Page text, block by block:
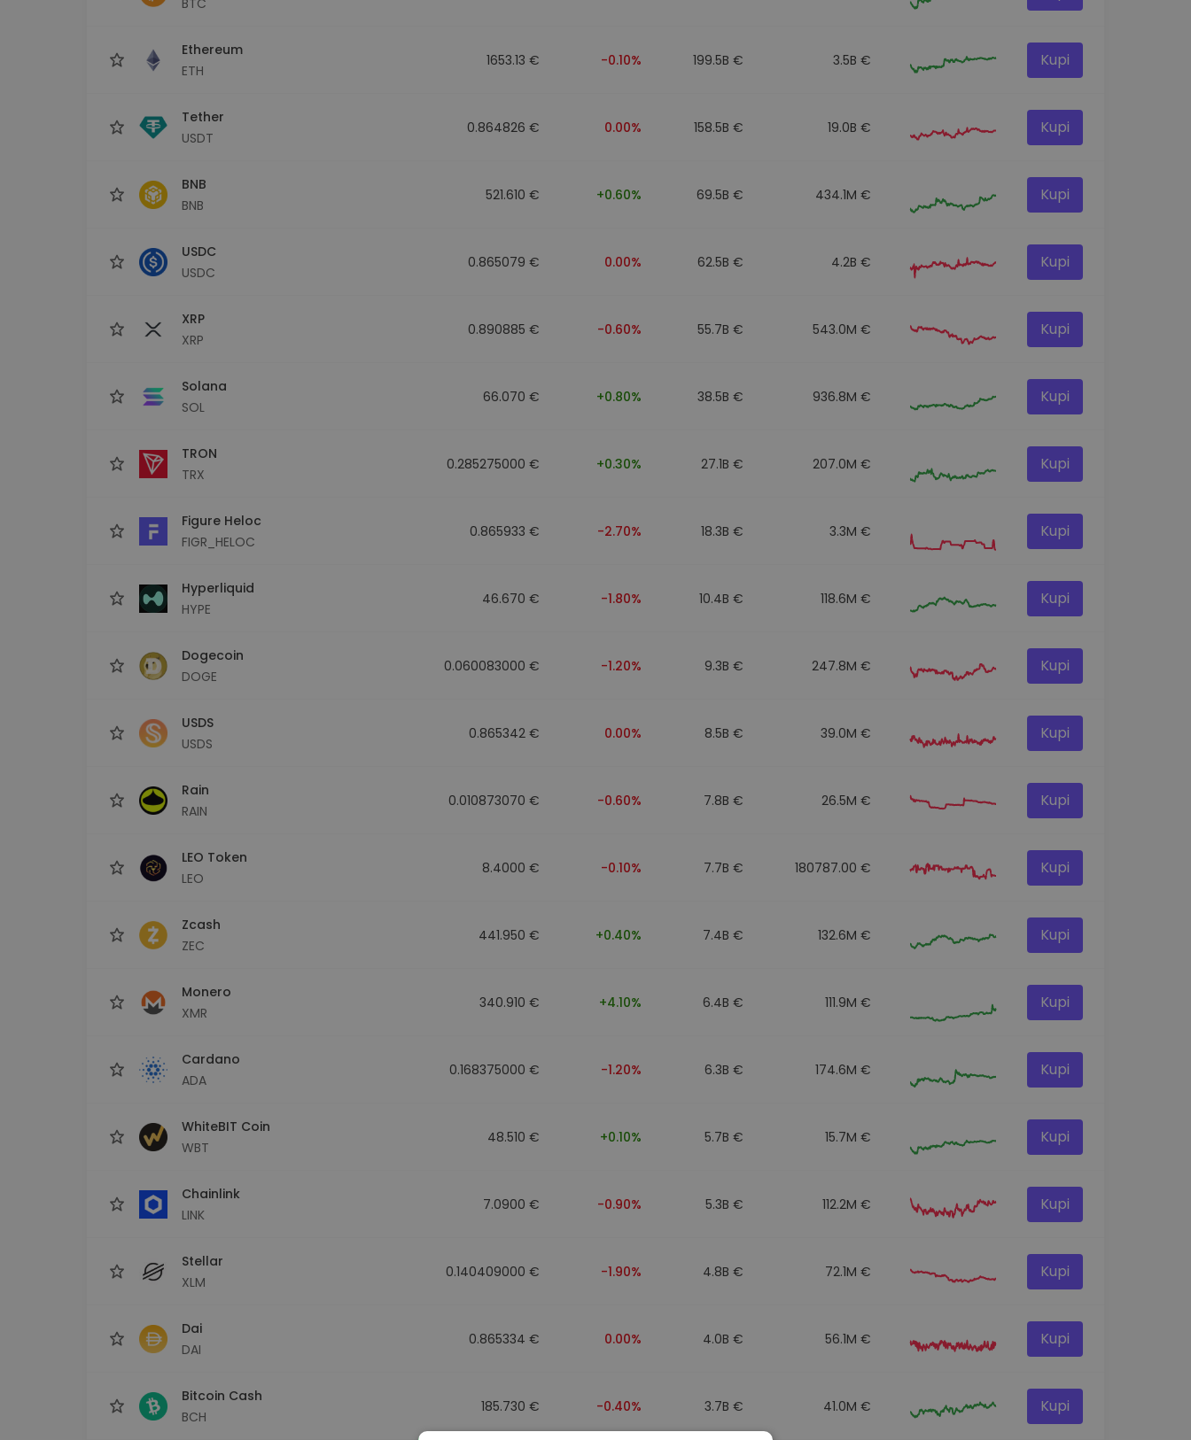
Ethereum
ETH
1653.13 € -0.10% 199.5B € 3.5B € Kupi
Tether
USDT
0.864826 € 0.00% 158.5B € 19.0B € Kupi
BNB
BNB
521.610 € +0.60% 69.5B € 434.1M € Kupi
USDC
USDC
0.865079 € 0.00% 62.5B € 4.2B € Kupi
XRP
XRP
0.890885 € -0.60% 55.7B € 543.0M € Kupi
Solana
SOL
66.070 € +0.80% 38.5B € 936.8M € Kupi
TRON
TRX
0.285275000 € +0.30% 27.1B € 207.0M € Kupi
Figure Heloc
FIGR_HELOC
0.865933 € -2.70% 18.3B € 3.3M € Kupi
Hyperliquid
HYPE
46.670 € -1.80% 10.4B € 118.6M € Kupi
Dogecoin
DOGE
0.060083000 € -1.20% 9.3B € 247.8M € Kupi
USDS
USDS
0.865342 € 0.00% 8.5B € 39.0M € Kupi
Rain
RAIN
0.010873070 € -0.60% 7.8B € 26.5M € Kupi
LEO Token
LEO
8.4000 € -0.10% 7.7B € 180787.00 € Kupi
Zcash
ZEC
441.950 € +0.40% 7.4B € 132.6M € Kupi
Monero
XMR
340.910 € +4.10% 6.4B € 111.9M € Kupi
Cardano
ADA
0.168375000 € -1.20% 6.3B € 174.6M € Kupi
WhiteBIT Coin
WBT
48.510 € +0.10% 5.7B € 15.7M € Kupi
Chainlink
LINK
7.0900 € -0.90% 5.3B € 112.2M € Kupi
Stellar
XLM
0.140409000 € -1.90% 4.8B € 72.1M € Kupi
Dai
DAI
0.865334 € 0.00% 4.0B € 56.1M € Kupi
Bitcoin Cash
BCH
185.730 € -0.40% 3.7B € 41.0M € Kupi